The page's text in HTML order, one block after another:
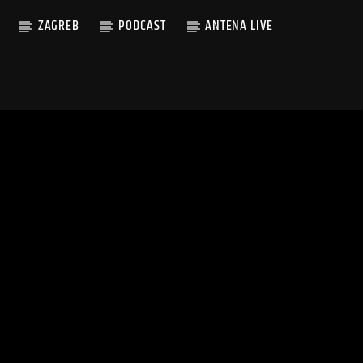
ZAGREB PODCAST ANTENA LIVE